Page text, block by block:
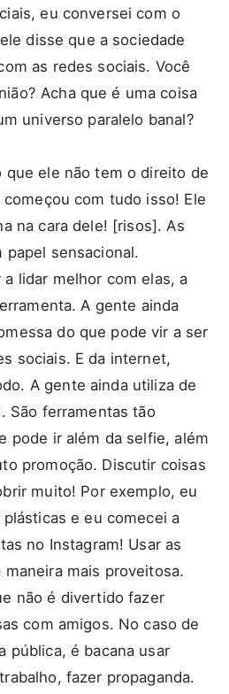
eu conversei com o
disse que a sociedade
as redes sociais. Você
Acha que é uma coisa
universo paralelo banal?
que ele não tem o direito de
com tudo isso! Ele
na cara dele! [risos]. As
sensacional.
lidar melhor com elas, a
A gente ainda
do que pode vir a ser
sociais. E da internet,
A gente ainda utiliza de
São ferramentas tão
pode ir além da selfie, além
promoção. Discutir coisas
muito! Por exemplo, eu
e eu comecei a
no Instagram! Usar as
mais proveitosa.
não é divertido fazer
com amigos. No caso de
pública, é bacana usar
fazer propaganda.